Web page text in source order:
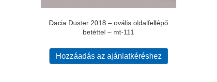
Dacia Duster 2018 – ovális oldalfellépő
betéttel – mt-111
Hozzáadás az ajánlatkéréshez